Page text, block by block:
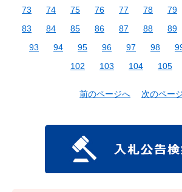
73
74 75 76 77 78 79
83
84 85 86 87 88 89
93
94 95 96 97 98
102
103 104 105
前のページへ 次のペー